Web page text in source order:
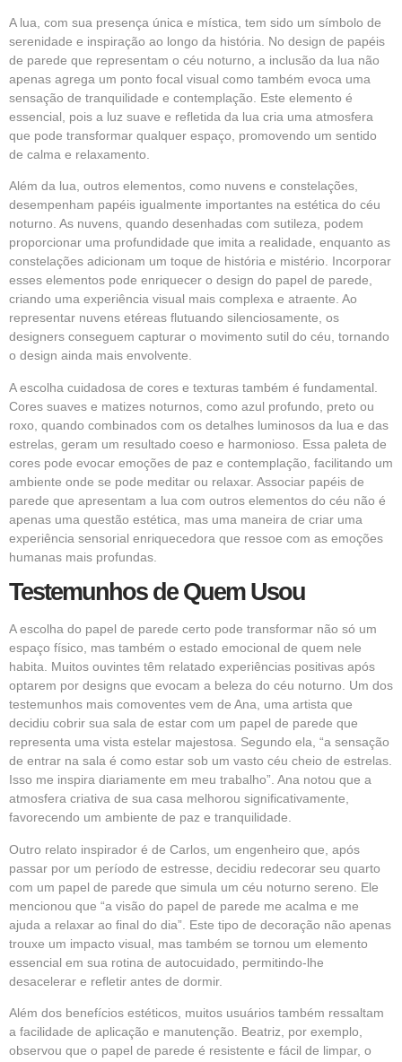
A lua, com sua presença única e mística, tem sido um símbolo de
serenidade e inspiração ao longo da história. No design de papéis
de parede que representam o céu noturno, a inclusão da lua não
apenas agrega um ponto focal visual como também evoca uma
sensação de tranquilidade e contemplação. Este elemento é
essencial, pois a luz suave e refletida da lua cria uma atmosfera
que pode transformar qualquer espaço, promovendo um sentido
de calma e relaxamento.
Além da lua, outros elementos, como nuvens e constelações,
desempenham papéis igualmente importantes na estética do céu
noturno. As nuvens, quando desenhadas com sutileza, podem
proporcionar uma profundidade que imita a realidade, enquanto as
constelações adicionam um toque de história e mistério. Incorporar
esses elementos pode enriquecer o design do papel de parede,
criando uma experiência visual mais complexa e atraente. Ao
representar nuvens etéreas flutuando silenciosamente, os
designers conseguem capturar o movimento sutil do céu, tornando
o design ainda mais envolvente.
A escolha cuidadosa de cores e texturas também é fundamental.
Cores suaves e matizes noturnos, como azul profundo, preto ou
roxo, quando combinados com os detalhes luminosos da lua e das
estrelas, geram um resultado coeso e harmonioso. Essa paleta de
cores pode evocar emoções de paz e contemplação, facilitando um
ambiente onde se pode meditar ou relaxar. Associar papéis de
parede que apresentam a lua com outros elementos do céu não é
apenas uma questão estética, mas uma maneira de criar uma
experiência sensorial enriquecedora que ressoe com as emoções
humanas mais profundas.
Testemunhos de Quem Usou
A escolha do papel de parede certo pode transformar não só um
espaço físico, mas também o estado emocional de quem nele
habita. Muitos ouvintes têm relatado experiências positivas após
optarem por designs que evocam a beleza do céu noturno. Um dos
testemunhos mais comoventes vem de Ana, uma artista que
decidiu cobrir sua sala de estar com um papel de parede que
representa uma vista estelar majestosa. Segundo ela, “a sensação
de entrar na sala é como estar sob um vasto céu cheio de estrelas.
Isso me inspira diariamente em meu trabalho”. Ana notou que a
atmosfera criativa de sua casa melhorou significativamente,
favorecendo um ambiente de paz e tranquilidade.
Outro relato inspirador é de Carlos, um engenheiro que, após
passar por um período de estresse, decidiu redecorar seu quarto
com um papel de parede que simula um céu noturno sereno. Ele
mencionou que “a visão do papel de parede me acalma e me
ajuda a relaxar ao final do dia”. Este tipo de decoração não apenas
trouxe um impacto visual, mas também se tornou um elemento
essencial em sua rotina de autocuidado, permitindo-lhe
desacelerar e refletir antes de dormir.
Além dos benefícios estéticos, muitos usuários também ressaltam
a facilidade de aplicação e manutenção. Beatriz, por exemplo,
observou que o papel de parede é resistente e fácil de limpar, o